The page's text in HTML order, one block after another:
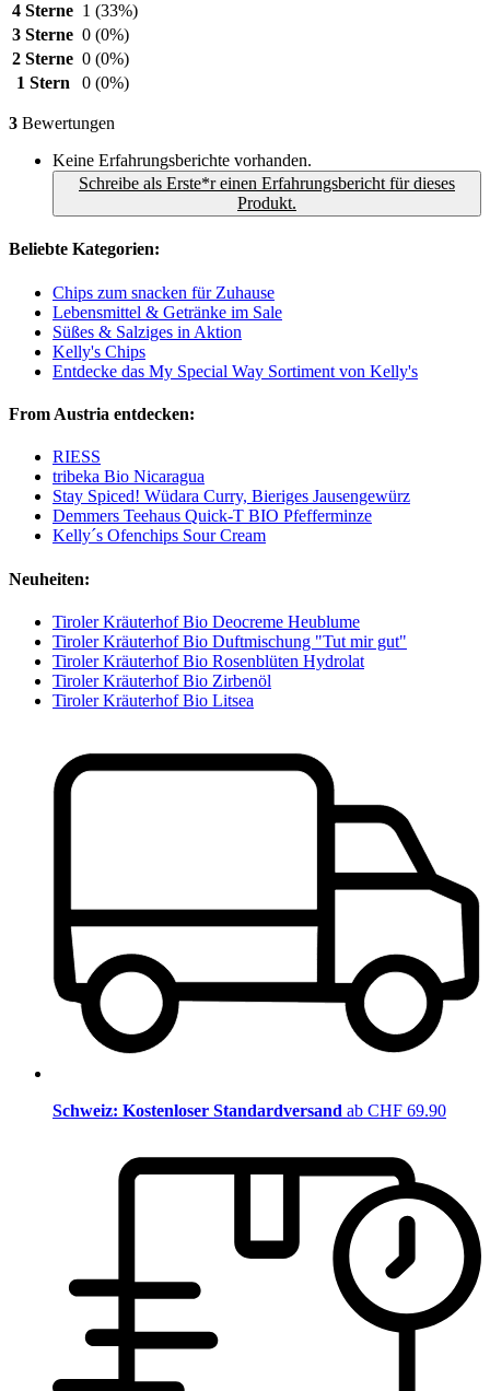
4 Sterne 1 (33%)
3 Sterne 0 (0%)
2 Sterne 0 (0%)
1 Stern
0 (0%)
3 Bewertungen
Keine Erfahrungsberichte vorhanden.
Schreibe als Erste*r einen Erfahrungsbericht für dieses
Produkt.
Beliebte Kategorien:
Chips zum snacken für Zuhause
Lebensmittel & Getränke im Sale
Süßes & Salziges in Aktion
Kelly's Chips
Entdecke das My Special Way Sortiment von Kelly's
From Austria entdecken:
RIESS
tribeka Bio Nicaragua
Stay Spiced! Wüdara Curry, Bieriges Jausengewürz
Demmers Teehaus Quick-T BIO Pfefferminze
Kelly´s Ofenchips Sour Cream
Neuheiten:
Tiroler Kräuterhof Bio Deocreme Heublume
Tiroler Kräuterhof Bio Duftmischung "Tut mir gut"
Tiroler Kräuterhof Bio Rosenblüten Hydrolat
Tiroler Kräuterhof Bio Zirbenöl
Tiroler Kräuterhof Bio Litsea
Schweiz: Kostenloser Standardversand ab CHF 69.90